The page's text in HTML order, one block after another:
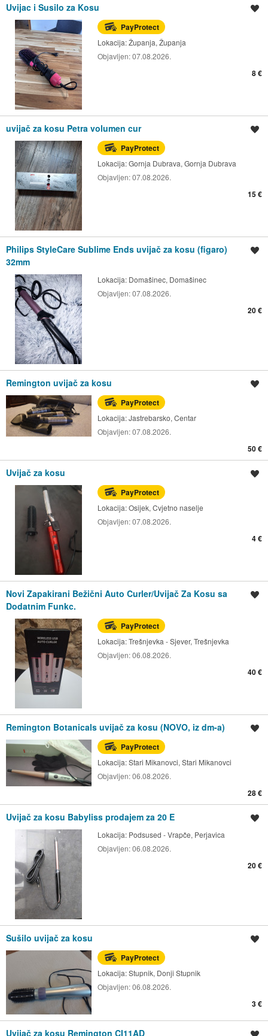
Uvijac i Susilo za Kosu
PayProtect
Lokacija:Županja, Županja
Objavljen:07.08.2026.
8 €
uvijač za kosu Petra volumen cur
PayProtect
Lokacija:Gornja Dubrava, Gornja Dubrava
Objavljen:07.08.2026.
15 €
Philips StyleCare Sublime Ends uvijač za kosu (figaro)
32mm
Lokacija: Domašinec, Domašinec
Objavljen:07.08.2026.
20 €
Remington uvijač za kosu
PayProtect
Lokacija:Jastrebarsko, Centar
Objavljen:07.08.2026.
50 €
Uvijač za kosu
PayProtect
Lokacija:Osijek, Cvjetno naselje
Objavljen:07.08.2026.
4 €
Novi Zapakirani Bežični Auto Curler/Uvijač Za Kosu sa
Dodatnim Funkc.
PayProtect
Lokacija:Trešnjevka - Sjever, Trešnjevka
Objavljen:06.08.2026.
40 €
Remington Botanicals uvijač za kosu (NOVO, iz dm-a)
PayProtect
Lokacija:Stari Mikanovci, Stari Mikanovci
Objavljen:06.08.2026.
28 €
Uvijač za kosu Babyliss prodajem za 20 E
Lokacija: Podsused - Vrapče, Perjavica
Objavljen:06.08.2026.
20 €
Sušilo uvijač za kosu
PayProtect
Lokacija:Stupnik, Donji Stupnik
Objavljen:06.08.2026.
3 €
Uvijač za kosu Remington CI11AD